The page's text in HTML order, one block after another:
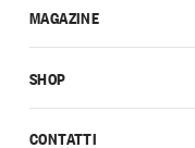
CONTATTI
MAGAZINE
SHOP